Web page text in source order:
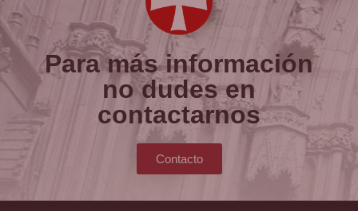
Para más información
no dudes en
contactarnos
Contacto